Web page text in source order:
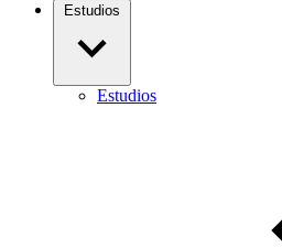
Estudios
Estudios